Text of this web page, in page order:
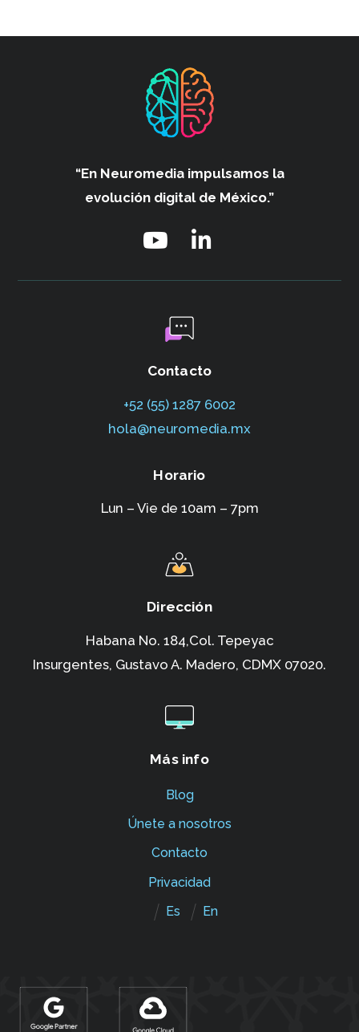
“En Neuromedia impulsamos la
evolución digital de México.”
Contacto
+52 (55) 1287 6002‬
hola@neuromedia.mx
Horario
Lun – Vie de 10am – 7pm
Dirección
Habana No. 184,Col. Tepeyac
Insurgentes, Gustavo A. Madero, CDMX 07020.
Más info
Blog
Únete a nosotros
Contacto
Privacidad
Es
En